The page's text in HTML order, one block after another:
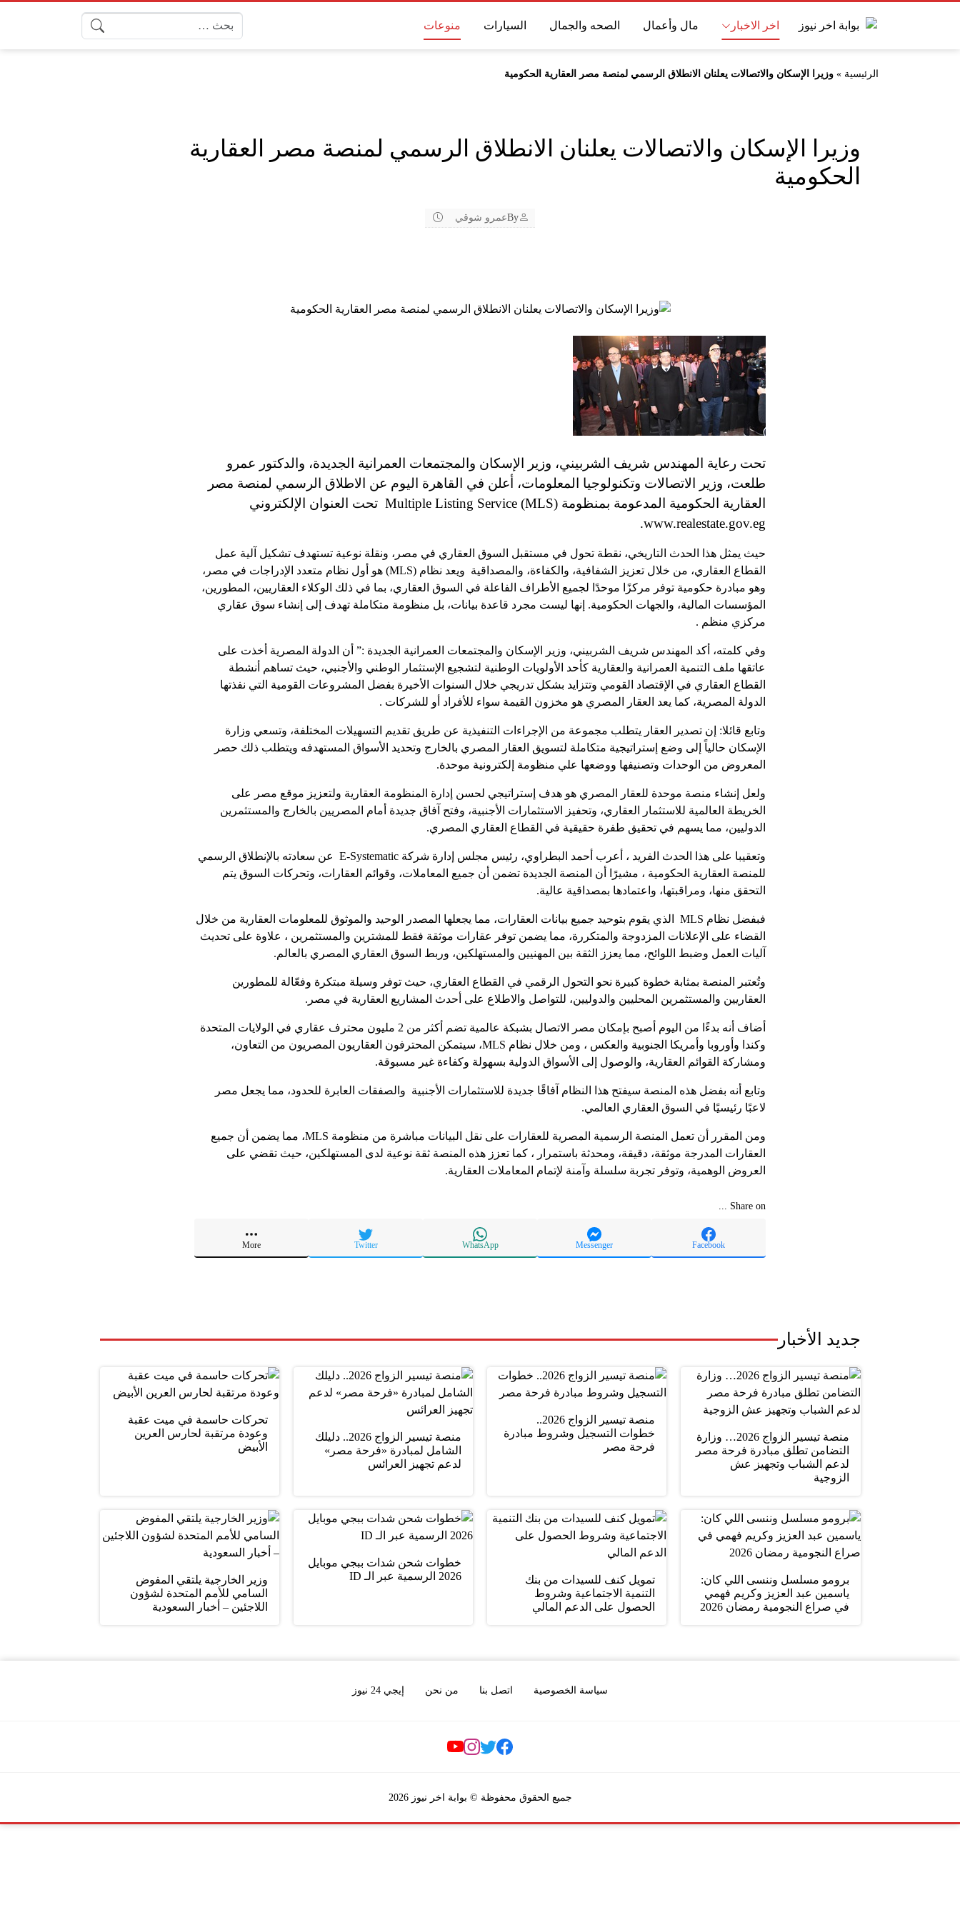
اخر الاخبار مال وأعمال الصحه والجمال السيارات منوعات
الرئيسية »وزيرا الإسكان والاتصالات يعلنان الانطلاق الرسمي لمنصة مصر العقارية الحكومية
وزيرا الإسكان والاتصالات يعلنان الانطلاق الرسمي لمنصة مصر العقارية
الحكومية
Byعمرو شوقي
تحت رعاية المهندس شريف الشربيني، وزير الإسكان والمجتمعات العمرانية الجديدة، والدكتور عمرو
طلعت، وزير الاتصالات وتكنولوجيا المعلومات، أعلن في القاهرة اليوم عن الاطلاق الرسمي لمنصة مصر
العقارية الحكومية المدعومة بمنظومة (MLS) Multiple Listing Service تحت العنوان الإلكتروني
www.realestate.gov.eg.
حيث يمثل هذا الحدث التاريخي، نقطة تحول في مستقبل السوق العقاري في مصر، ونقلة نوعية تستهدف تشكيل آلية عمل
القطاع العقاري، من خلال تعزيز الشفافية، والكفاءة، والمصداقية ويعد نظام (MLS) هو أول نظام متعدد الإدراجات في مصر،
وهو مبادرة حكومية توفر مركزًا موحدًا لجميع الأطراف الفاعلة في السوق العقاري، بما في ذلك الوكلاء العقاريين، المطورين،
المؤسسات المالية، والجهات الحكومية. إنها ليست مجرد قاعدة بيانات، بل منظومة متكاملة تهدف إلى إنشاء سوق عقاري
مركزي منظم .
وفي كلمته، أكد المهندس شريف الشربيني، وزير الإسكان والمجتمعات العمرانية الجديدة :” أن الدولة المصرية أخذت على
عاتقها ملف التنمية العمرانية والعقارية كأحد الأولويات الوطنية لتشجيع الإستثمار الوطني والأجنبي، حيث تساهم أنشطة
القطاع العقاري في الإقتصاد القومي وتتزايد بشكل تدريجي خلال السنوات الأخيرة بفضل المشروعات القومية التي نفذتها
الدولة المصرية، كما يعد العقار المصري هو مخزون القيمة سواء للأفراد أو للشركات .
وتابع قائلا: إن تصدير العقار يتطلب مجموعة من الإجراءات التنفيذية عن طريق تقديم التسهيلات المختلفة، وتسعي وزارة
الإسكان حالياً إلى وضع إستراتيجية متكاملة لتسويق العقار المصري بالخارج وتحديد الأسواق المستهدفه ويتطلب ذلك حصر
المعروض من الوحدات وتصنيفها ووضعها علي منظومة إلكترونية موحدة.
ولعل إنشاء منصة موحدة للعقار المصري هو هدف إستراتيجي لحسن إدارة المنظومة العقارية ولتعزيز موقع مصر على
الخريطة العالمية للاستثمار العقاري، وتحفيز الاستثمارات الأجنبية، وفتح آفاق جديدة أمام المصريين بالخارج والمستثمرين
الدوليين، مما يسهم في تحقيق طفرة حقيقية في القطاع العقاري المصري.
وتعقيبا على هذا الحدث الفريد ، أعرب أحمد البطراوي، رئيس مجلس إدارة شركة E-Systematic عن سعادته بالإنطلاق الرسمي
للمنصة العقارية الحكومية ، مشيرًا أن المنصة الجديدة تضمن أن جميع المعاملات، وقوائم العقارات، وتحركات السوق يتم
التحقق منها، ومراقبتها، واعتمادها بمصداقية عالية.
فبفضل نظام MLS الذي يقوم بتوحيد جميع بيانات العقارات، مما يجعلها المصدر الوحيد والموثوق للمعلومات العقارية من خلال
القضاء على الإعلانات المزدوجة والمتكررة، مما يضمن توفر عقارات موثقة فقط للمشترين والمستثمرين ، علاوة على تحديث
آليات العمل وضبط اللوائح، مما يعزز الثقة بين المهنيين والمستهلكين، وربط السوق العقاري المصري بالعالم.
وتُعتبر المنصة بمثابة خطوة كبيرة نحو التحول الرقمي في القطاع العقاري، حيث توفر وسيلة مبتكرة وفعّالة للمطورين
العقاريين والمستثمرين المحليين والدوليين، للتواصل والاطلاع على أحدث المشاريع العقارية في مصر.
أضاف أنه بدءًا من اليوم أصبح بإمكان مصر الاتصال بشبكة عالمية تضم أكثر من 2 مليون محترف عقاري في الولايات المتحدة
وكندا وأوروبا وأمريكا الجنوبية والعكس ، ومن خلال نظام MLS، سيتمكن المحترفون العقاريون المصريون من التعاون،
ومشاركة القوائم العقارية، والوصول إلى الأسواق الدولية بسهولة وكفاءة غير مسبوقة.
وتابع أنه بفضل هذه المنصة سيفتح هذا النظام آفاقًا جديدة للاستثمارات الأجنبية والصفقات العابرة للحدود، مما يجعل مصر
لاعبًا رئيسيًا في السوق العقاري العالمي.
ومن المقرر أن تعمل المنصة الرسمية المصرية للعقارات على نقل البيانات مباشرة من منظومة MLS، مما يضمن أن جميع
العقارات المدرجة موثقة، دقيقة، ومحدثة باستمرار ، كما تعزز هذه المنصة ثقة نوعية لدى المستهلكين، حيث تقضي على
العروض الوهمية، وتوفر تجربة سلسلة وآمنة لإتمام المعاملات العقارية.
Share on ...
Facebook
Messenger
WhatsApp
Twitter
More
جديد الأخبار
منصة تيسير الزواج 2026… وزارة
التضامن تطلق مبادرة فرحة مصر
لدعم الشباب وتجهيز عش
الزوجية
منصة تيسير الزواج 2026..
خطوات التسجيل وشروط مبادرة
فرحة مصر
منصة تيسير الزواج 2026.. دليلك
الشامل لمبادرة «فرحة مصر»
لدعم تجهيز العرائس
تحركات حاسمة في ميت عقبة
وعودة مرتقبة لحارس العرين
الأبيض
برومو مسلسل وننسى اللي كان:
ياسمين عبد العزيز وكريم فهمي
في صراع النجومية رمضان 2026
تمويل كنف للسيدات من بنك
التنمية الاجتماعية وشروط
الحصول على الدعم المالي
خطوات شحن شدات ببجي موبايل
2026 الرسمية عبر الـ ID
وزير الخارجية يلتقي المفوض
السامي للأمم المتحدة لشؤون
اللاجئين – أخبار السعودية
سياسة الخصوصية اتصل بنا من نحن إيجي 24 نيوز
Social Links
جميع الحقوق محفوظة © بوابة اخر نيوز 2026